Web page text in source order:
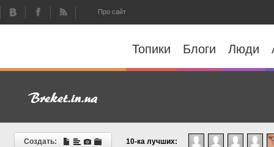
Про сайт
Топики Блоги Люди
Создать: 10-ка лучших: